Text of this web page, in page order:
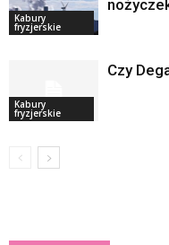
Kabury
fryzjerskie
Kabury
fryzjerskie
Czy